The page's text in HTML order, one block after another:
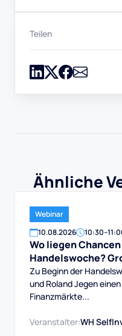
Teilen
Ähnliche
Webinar
10.08.2026 10:30–
Wo liegen
Handelswoche?
DAX, Dow, Gold
Zu Beginn der
und Roland Jegen
Finanzmärkte...
Veranstalter:WH